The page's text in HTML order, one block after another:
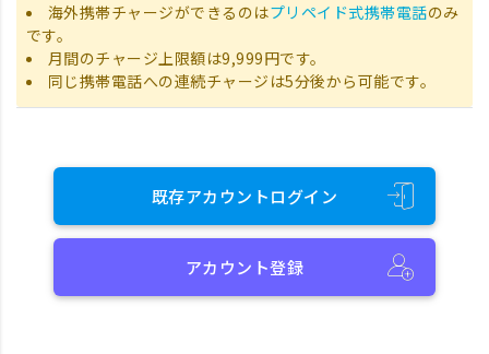
海外携帯チャージができるのはプリペイド式携帯電話のみ
です。
月間のチャージ上限額は9,999円です。
同じ携帯電話への連続チャージは5分後から可能です。
既存アカウントログイン
アカウント登録